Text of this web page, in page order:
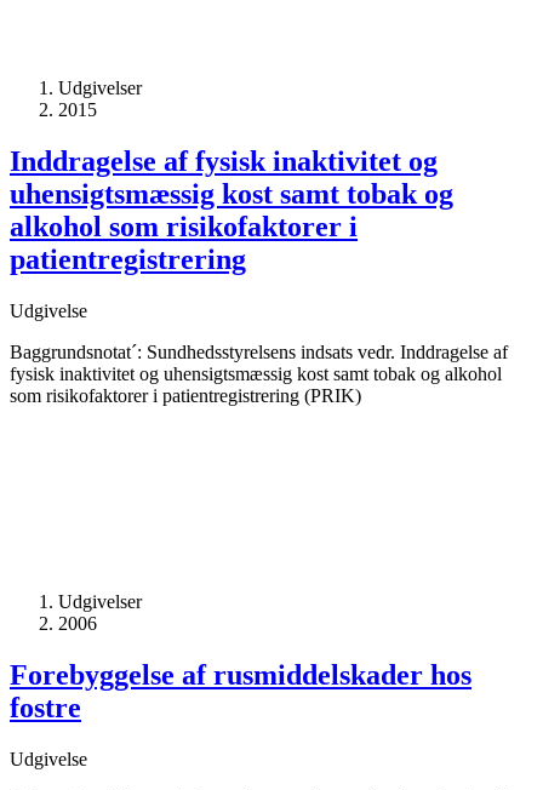
Udgivelser
2015
Inddragelse af fysisk inaktivitet og
uhensigtsmæssig kost samt tobak og
alkohol som risikofaktorer i
patientregistrering
Udgivelse
Baggrundsnotat´: Sundhedsstyrelsens indsats vedr. Inddragelse af
fysisk inaktivitet og uhensigtsmæssig kost samt tobak og alkohol
som risikofaktorer i patientregistrering (PRIK)
Udgivelser
2006
Forebyggelse af rusmiddelskader hos
fostre
Udgivelse